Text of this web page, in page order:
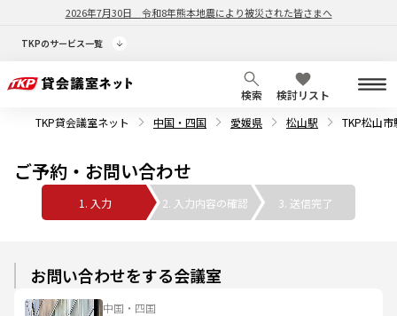
2026年7月30日 令和8年熊本地震により被災された皆さまへ
TKPのサービス一覧
検索
検討リスト
TKP貸会議室ネット
中国・四国 愛媛県 松山駅 TKP松山
ご予約・お問い合わせ
1. 入力 2. 入力内容の確認 3. 送信完了
お問い合わせをする会議室
中国・四国